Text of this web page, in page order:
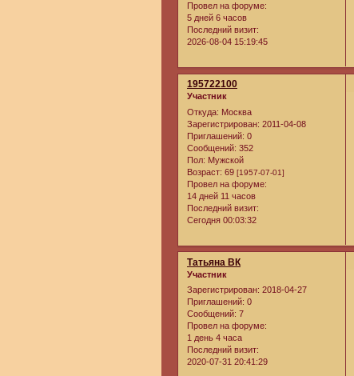
Провел на форуме:
5 дней 6 часов
Последний визит:
2026-08-04 15:19:45
195722100
Участник
Откуда: Москва
Зарегистрирован: 2011-04-08
Приглашений: 0
Сообщений: 352
Пол: Мужской
Возраст: 69 [1957-07-01]
Провел на форуме:
14 дней 11 часов
Последний визит:
Сегодня 00:03:32
Татьяна ВК
Участник
Зарегистрирован: 2018-04-27
Приглашений: 0
Сообщений: 7
Провел на форуме:
1 день 4 часа
Последний визит:
2020-07-31 20:41:29